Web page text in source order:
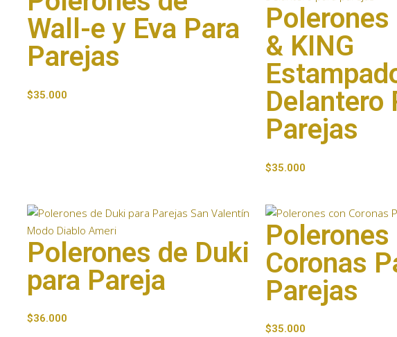
Wall-e y Eva Para
Parejas
$35.000
Polerones
& KING
Delantero
Parejas
$35.000
Polerones de Duki
para Pareja
$36.000
Polerones
Coronas
Parejas
$35.000